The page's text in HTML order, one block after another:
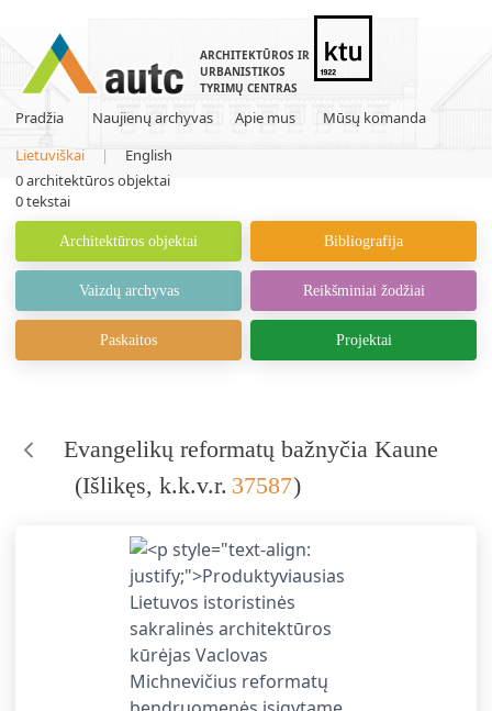
ARCHITEKTŪROS IR
URBANISTIKOS
TYRIMŲ CENTRAS
Pradžia Naujienų archyvas Apie mus
Mūsų komanda
Lietuviškai
|
English
0architektūros objektai
0tekstai
Architektūros objektai Bibliografija
Vaizdų archyvas Reikšminiai žodžiai
Paskaitos Projektai
Evangelikų reformatų bažnyčia Kaune
(Išlikęs, k.k.v.r. 37587)